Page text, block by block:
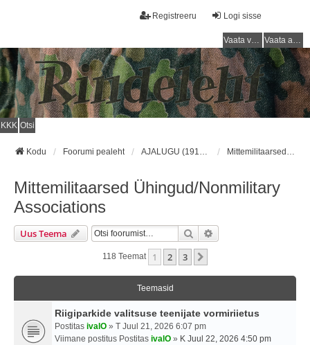
Logi sisse
Registreeru
Vaata vastamata teemasi Vaata aktiivseid teemasid
KKK Otsi
Kodu Foorumi pealeht AJALUGU (1918 - 1940) / HISTORY (1918 - 1940) Mittemilitaarsed Ühingud/Nonmilitary Associations
Mittemilitaarsed Ühingud/Nonmilitary
Associations
Uus Teema Otsi
118 Teemat 1 2 3
Teemasid
Riigiparkide valitsuse teenijate vormiriietus
Postitas ivalO » T Juul 21, 2026 6:07 pm
Viimane postitus Postitas ivalO » K Juul 22, 2026 4:50 pm